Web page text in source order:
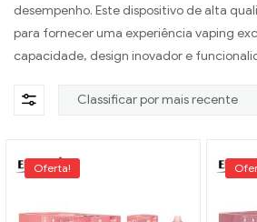
desempenho. Este dispositivo de alta
para fornecer uma experiência vaping
capacidade, design inovador e
Oferta!